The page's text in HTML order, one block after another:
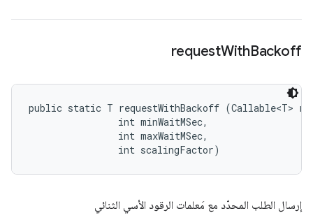
requestWithBackoff
public static T requestWithBackoff (Callable<T>
                int minWaitMSec,
                int maxWaitMSec,
                int scalingFactor)
إرسال الطلب المحدّد مع مَعلمات الرقود الأسي الثنائي